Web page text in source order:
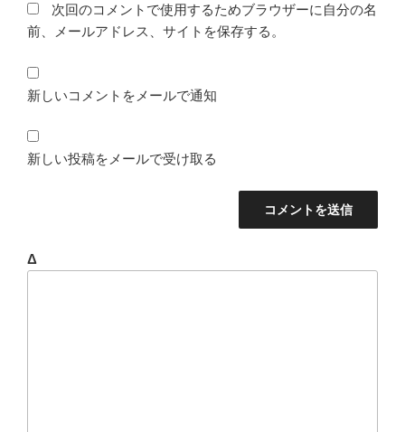
次回のコメントで使用するためブラウザーに自分の名
前、メールアドレス、サイトを保存する。
新しいコメントをメールで通知
新しい投稿をメールで受け取る
Δ